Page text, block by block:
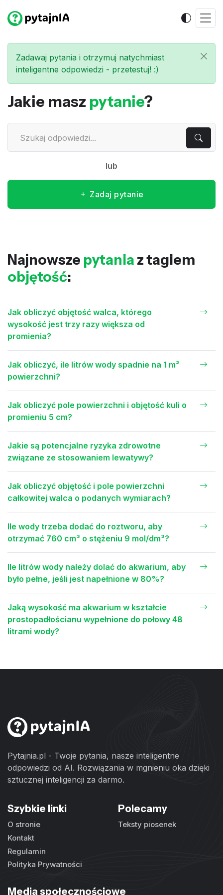
Zadawaj pytania i otrzymuj natychmiast
inteligentne odpowiedzi - przetestuj! :)
Jakie masz pytanie?
lub
Zadaj pytanie
Najnowsze pytania z tagiem
objętość:
Jak obliczyć objętość walca, którego
wysokość jest trzy razy większa od
promienia?
Jak obliczyć, ile litrów wody spadnie na 1 m²
powierzchni?
Jak obliczyć pole powierzchni i objętość kuli o
promieniu 5 cm?
Jakie są potencjalne ryzyka zdrowotne
związane ze stosowaniem lewatywy?
Jak obliczyć objętość i pole powierzchni
całkowitej walca o podanych wymiarach?
Ile wody trzeba dodać do roztworu, aby
otrzymać 760 cm³ o stężeniu 9 mol/dm³?
Ile litrów wody należy dolać do akwarium, aby
było pełne, jeśli jest napełnione w 80%?
Jaką wysokość ma akwarium w kształcie
prostopadłościanu wypełnione do połowy 48
litrami wody?
Pytajnia.pl - Twoje pytania, nasze inteligentne
odpowiedzi od AI. Rozwiązania w mgnieniu oka dzięki
sztucznej inteligencji za darmo.
Szybkie linki
O stronie
Kontakt
Regulamin
Polityka Prywatności
Polecamy
Teksty piosenek
Media społecznościowe